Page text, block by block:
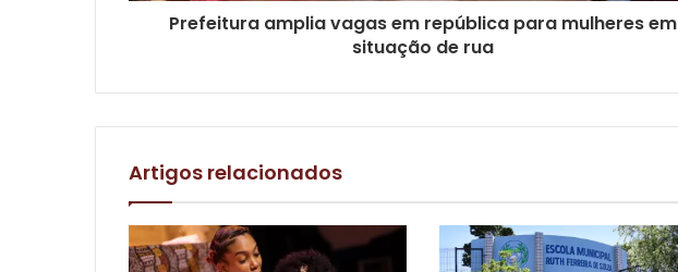
Prefeitura amplia vagas em república para mulheres em
situação de rua
Artigos relacionados